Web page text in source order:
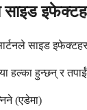
साइड
साइड इफेक्टहरू
हल्का हुन्छन् र
(एडेमा)